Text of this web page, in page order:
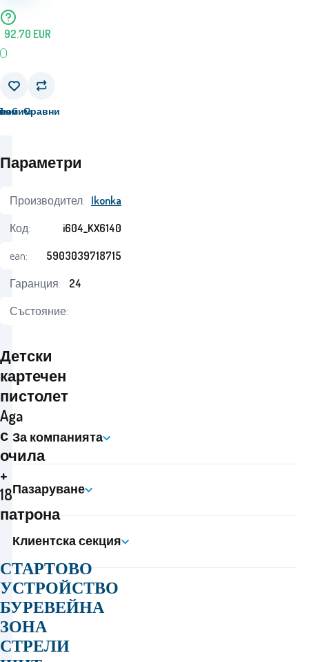
92.70 EUR
Сравни
Детски
картечен
пистолет
Aga
с
очила
+
18
патрона
СТАРТОВО
УСТРОЙСТВО
БУРЕВЕЙНА
ЗОНА
СТРЕЛИ
Параметри
Производител: Ikonka
Код:
i604_KX6140
ean:
5903039718715
Гаранция:
24
Състояние:
За компанията
Пазаруване
Клиентска секция